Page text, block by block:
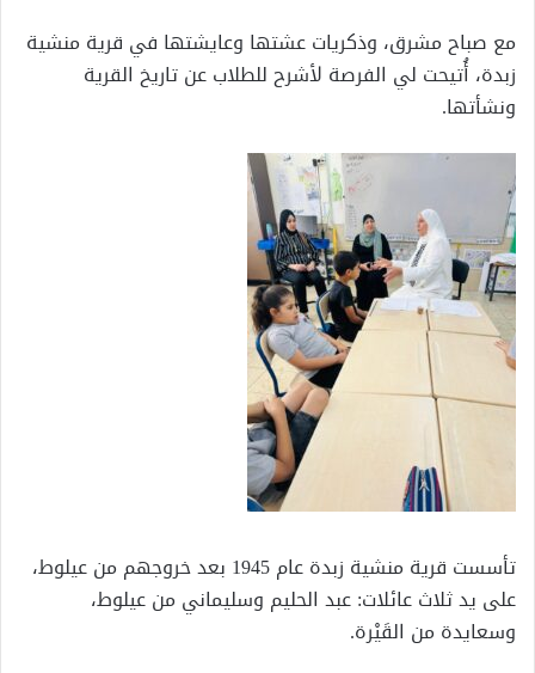
مع صباح مشرق، وذكريات عشتها وعايشتها في قرية منشية
زبدة، أُتيحت لي الفرصة لأشرح للطلاب عن تاريخ القرية
ونشأتها.
تأسست قرية منشية زبدة عام 1945 بعد خروجهم من عيلوط،
على يد ثلاث عائلات: عبد الحليم وسليماني من عيلوط،
وسعايدة من القَيْرة.